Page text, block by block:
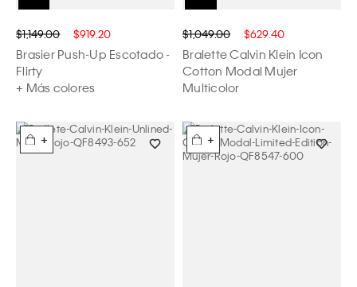
$1,149.00 $919.20
Brasier Push-Up Escotado -
Flirty
+ Más colores
$1,049.00 $629.40
Bralette Calvin Klein Icon
Cotton Modal Mujer
Multicolor
+ +